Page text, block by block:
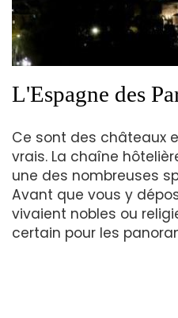
L'Espagne des
Ce sont des châteaux
vrais. La chaîne
une des nombreuses
Avant que vous y
vivaient nobles ou
certain pour les